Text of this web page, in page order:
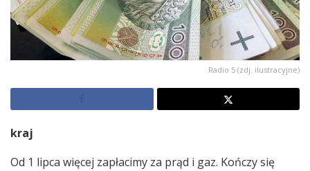
Radio 5 (zdj. ilustracyjne)
kraj
Od 1 lipca więcej zapłacimy za prąd i gaz. Kończy się